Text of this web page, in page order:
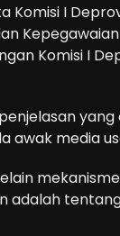
Komisi I
Komisi I
awak media